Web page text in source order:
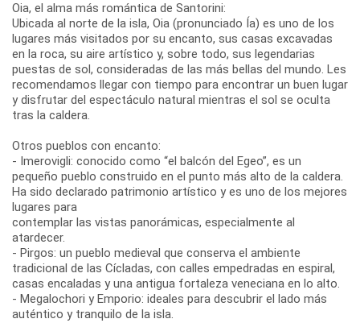
Oia, el alma más romántica de Santorini:
Ubicada al norte de la isla, Oia (pronunciado Ía) es uno de los
lugares más visitados por su encanto, sus casas excavadas
en la roca, su aire artístico y, sobre todo, sus legendarias
puestas de sol, consideradas de las más bellas del mundo. Les
recomendamos llegar con tiempo para encontrar un buen lugar
y disfrutar del espectáculo natural mientras el sol se oculta
tras la caldera.
Otros pueblos con encanto:
- Imerovigli: conocido como “el balcón del Egeo”, es un
pequeño pueblo construido en el punto más alto de la caldera.
Ha sido declarado patrimonio artístico y es uno de los mejores
lugares para
contemplar las vistas panorámicas, especialmente al
atardecer.
- Pirgos: un pueblo medieval que conserva el ambiente
tradicional de las Cícladas, con calles empedradas en espiral,
casas encaladas y una antigua fortaleza veneciana en lo alto.
- Megalochori y Emporio: ideales para descubrir el lado más
auténtico y tranquilo de la isla.